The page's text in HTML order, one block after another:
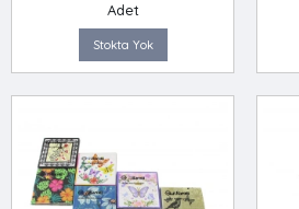
Adet
Stokta Yok